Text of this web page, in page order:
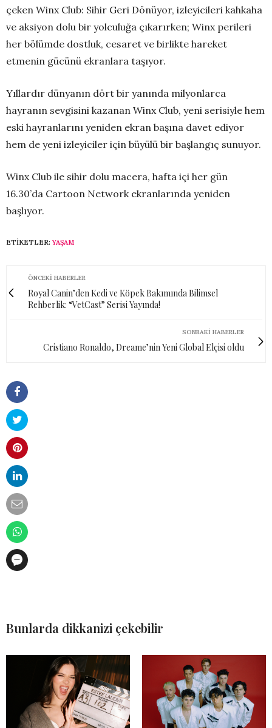
çeken Winx Club: Sihir Geri Dönüyor, izleyicileri kahkaha
ve aksiyon dolu bir yolculuğa çıkarırken; Winx perileri
her bölümde dostluk, cesaret ve birlikte hareket
etmenin gücünü ekranlara taşıyor.
Yıllardır dünyanın dört bir yanında milyonlarca
hayranın sevgisini kazanan Winx Club, yeni serisiyle hem
eski hayranlarını yeniden ekran başına davet ediyor
hem de yeni izleyiciler için büyülü bir başlangıç sunuyor.
Winx Club ile sihir dolu macera, hafta içi her gün
16.30’da Cartoon Network ekranlarında yeniden
başlıyor.
ETIKETLER:YAŞAM
ÖNCEKI HABERLER
Royal Canin’den Kedi ve Köpek Bakımında Bilimsel
Rehberlik: “VetCast” Serisi Yayında!
SONRAKI HABERLER
Cristiano Ronaldo, Dreame’nin Yeni Global Elçisi oldu
Bunlarda dikkanizi çekebilir